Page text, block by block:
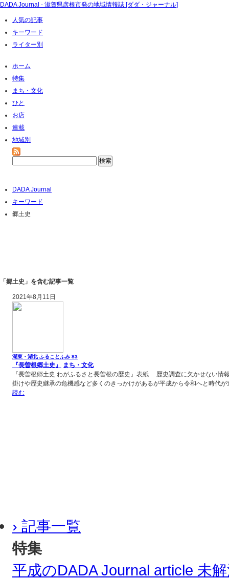
DADA Journal - 滋賀県彦根市発の地域情報誌 [ダダ・ジャーナル]
人気の記事
キーワード
ライター別
ホーム
特集
まち・文化
ひと
お店
連載
地域別
DADA Journal
キーワード
郷土史
「郷土史」を含む記事一覧
2021年8月11日
湖東・湖北 ふることふみ 83
『長曽根郷土史』
まち・文化
『長曽根郷土史 わがふるさと長曽根の歴史』表紙 歴史調査に欠かせない
掛けや歴史継承の危機感など多くのきっかけがあるが平成から令和へと時
読む
› 記事一覧
特集
平成のDADA Journal article 未